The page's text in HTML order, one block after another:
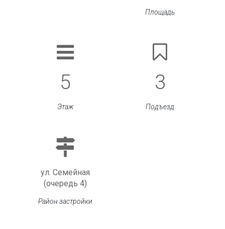
Площадь
5
Этаж
3
Подъезд
ул. Семейная
(очередь 4)
Район застройки